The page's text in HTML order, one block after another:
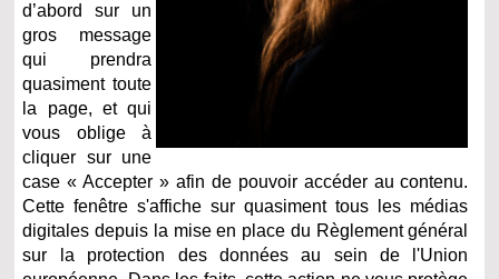
d’abord sur un
gros message
qui prendra
quasiment toute
la page, et qui
vous oblige à
cliquer sur une
case « Accepter » afin de pouvoir accéder au contenu.
Cette fenêtre s'affiche sur quasiment tous les médias
digitales depuis la mise en place du Règlement général
sur la protection des données au sein de l'Union